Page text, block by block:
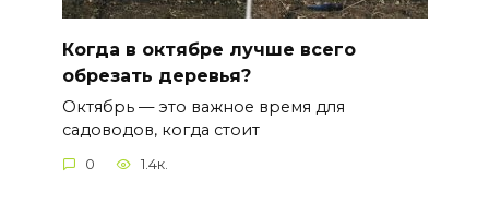
Когда в октябре лучше всего
обрезать деревья?
Октябрь — это важное время для
садоводов, когда стоит
0 1.4к.